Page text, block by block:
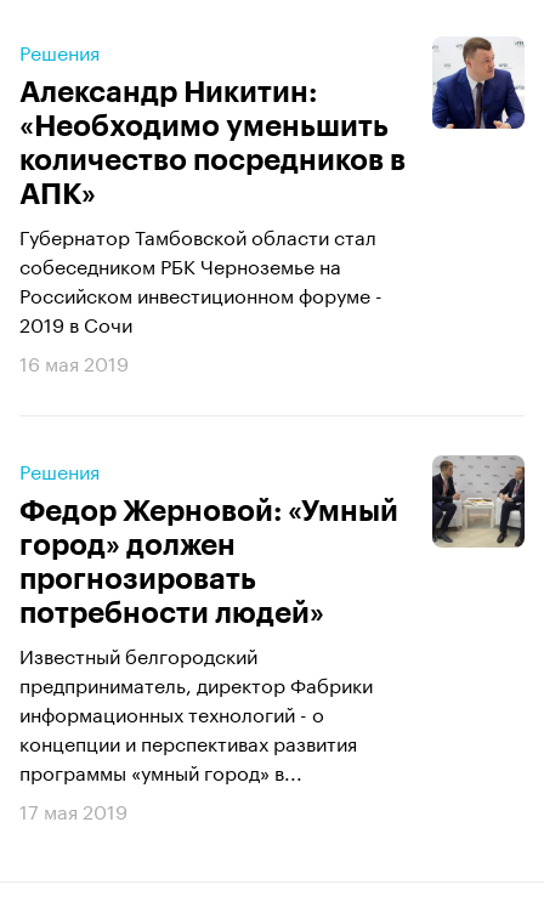
Решения
Александр Никитин:
«Необходимо уменьшить
количество посредников в
АПК»
Губернатор Тамбовской области стал
собеседником РБК Черноземье на
Российском инвестиционном форуме -
2019 в Сочи
16 мая 2019
Решения
Федор Жерновой: «Умный
город» должен
прогнозировать
потребности людей»
Известный белгородский
предприниматель, директор Фабрики
информационных технологий - о
концепции и перспективах развития
программы «умный город» в...
17 мая 2019